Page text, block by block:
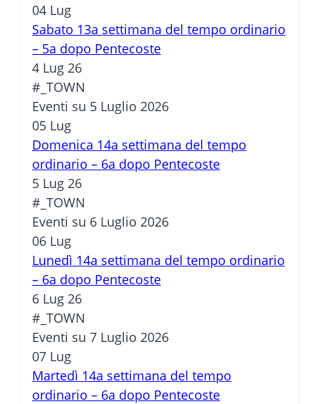
04 Lug
Sabato 13a settimana del tempo ordinario
– 5a dopo Pentecoste
4 Lug 26
#_TOWN
Eventi su 5 Luglio 2026
05 Lug
Domenica 14a settimana del tempo
ordinario – 6a dopo Pentecoste
5 Lug 26
#_TOWN
Eventi su 6 Luglio 2026
06 Lug
Lunedì 14a settimana del tempo ordinario
– 6a dopo Pentecoste
6 Lug 26
#_TOWN
Eventi su 7 Luglio 2026
07 Lug
Martedì 14a settimana del tempo
ordinario – 6a dopo Pentecoste